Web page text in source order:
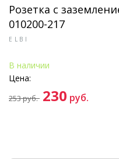
Розетка с
010200-217
ELBI
В наличии
Цена:
253руб. 230 руб.